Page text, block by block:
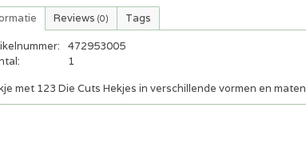
Reviews (0) Tags
472953005
1
met 123 Die Cuts Hekjes in verschillende vormen en maten